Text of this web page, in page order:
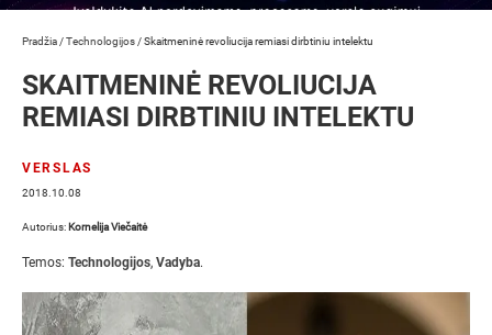
Pradžia /Technologijos /Skaitmeninė revoliucija remiasi dirbtiniu intelektu
SKAITMENINĖ REVOLIUCIJA
REMIASI DIRBTINIU INTELEKTU
VERSLAS
2018.10.08
Autorius: Kornelija Viečaitė
Temos: Technologijos, Vadyba.